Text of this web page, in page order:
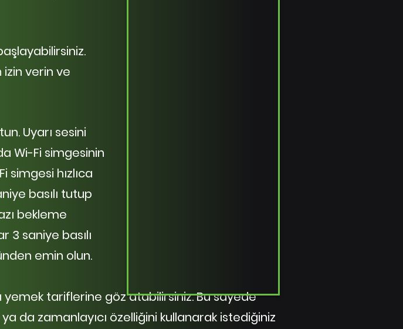
verin ve
Uyarı sesini
Wi-Fi simgesinin
Fi simgesi hızlıca
basılı tutup
bekleme
3 saniye basılı
emin olun.
tariflerine göz atabilirsiniz. Bu sayede
da zamanlayıcı özelliğini kullanarak istediğiniz